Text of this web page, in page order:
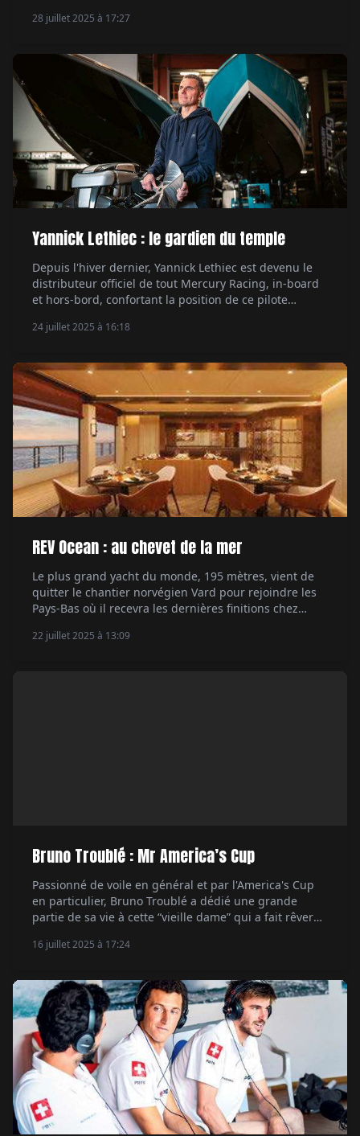
28 juillet 2025 à 17:27
Yannick Lethiec : le gardien du temple
Depuis l'hiver dernier, Yannick Lethiec est devenu le
distributeur officiel de tout Mercury Racing, in-board
et hors-bord, confortant la position de ce pilote
préparateurs de bateaux de course en France. Par
24 juillet 2025 à 16:18
REV Ocean : au chevet de la mer
Le plus grand yacht du monde, 195 mètres, vient de
quitter le chantier norvégien Vard pour rejoindre les
Pays-Bas où il recevra les dernières finitions chez
pharaonique mais pour une belle cause. Par Xavier de
22 juillet 2025 à 13:09
Bruno Troublé : Mr America’s Cup
Passionné de voile en général et par l'America's Cup
en particulier, Bruno Troublé a dédié une grande
partie de sa vie à cette “vieille dame” qui a fait rêver
encore aujourd'hui. Par Servane Dorléans.
16 juillet 2025 à 17:24